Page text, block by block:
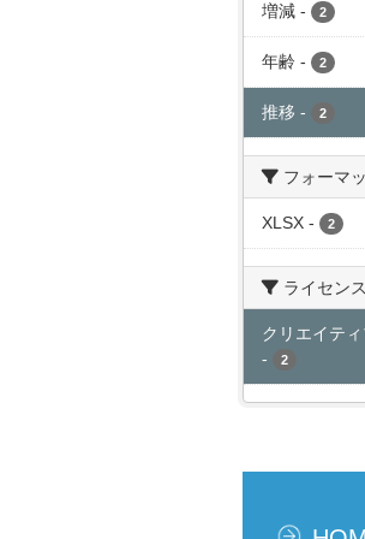
増減 - 2
年齢 - 2
推移 - 2
フォーマ
XLSX - 2
ライセンス
クリエイテ
-
2